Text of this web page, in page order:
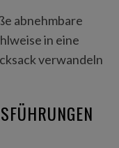
abnehmbare
in eine
verwandeln